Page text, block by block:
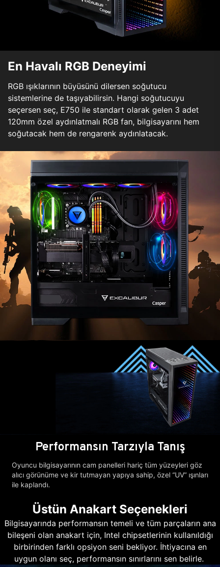
En Havalı RGB Deneyimi
RGB ışıklarının büyüsünü dilersen soğutucu
sistemlerine de taşıyabilirsin. Hangi soğutucuyu
seçersen seç, E750 ile standart olarak gelen 3 adet
120mm özel aydınlatmalı RGB fan, bilgisayarını hem
soğutacak hem de rengarenk aydınlatacak.
Performansın Tarzıyla Tanış
Oyuncu bilgisayarının cam panelleri hariç tüm yüzeyleri göz
alıcı görünüme ve kir tutmayan yapıya sahip, özel “UV” ışınları
ile kaplandı.
Üstün Anakart Seçenekleri
Bilgisayarında performansın temeli ve tüm parçaların ana
bileşeni olan anakart için, Intel chipsetlerinin kullanıldığı
birbirinden farklı opsiyon seni bekliyor. İhtiyacına en
uygun olanı seç, performansın sınırlarını sen belirle.